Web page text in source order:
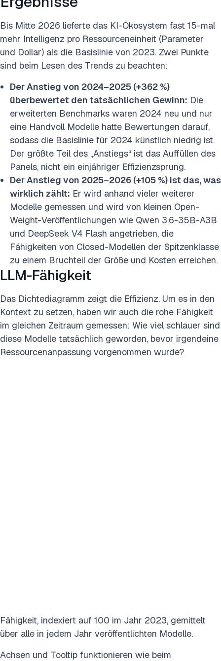
Bis Mitte 2026 lieferte das KI-Ökosystem fast 15-mal
mehr Intelligenz pro Ressourceneinheit (Parameter
und Dollar) als die Basislinie von 2023. Zwei Punkte
sind beim Lesen des Trends zu beachten:
Der Anstieg von 2024–2025 (+362 %)
überbewertet den tatsächlichen Gewinn: Die
erweiterten Benchmarks waren 2024 neu und nur
eine Handvoll Modelle hatte Bewertungen darauf,
sodass die Basislinie für 2024 künstlich niedrig ist.
Der größte Teil des „Anstiegs“ ist das Auffüllen des
Panels, nicht ein einjähriger Effizienzsprung.
Der Anstieg von 2025–2026 (+105 %) ist das, was
wirklich zählt: Er wird anhand vieler weiterer
Modelle gemessen und wird von kleinen Open-
Weight-Veröffentlichungen wie Qwen 3.6-35B-A3B
und DeepSeek V4 Flash angetrieben, die
Fähigkeiten von Closed-Modellen der Spitzenklasse
zu einem Bruchteil der Größe und Kosten erreichen.
LLM-Fähigkeit
Das Dichtediagramm zeigt die Effizienz. Um es in den
Kontext zu setzen, haben wir auch die rohe Fähigkeit
im gleichen Zeitraum gemessen: Wie viel schlauer sind
diese Modelle tatsächlich geworden, bevor irgendeine
Ressourcenanpassung vorgenommen wurde?
Fähigkeit, indexiert auf 100 im Jahr 2023, gemittelt
über alle in jedem Jahr veröffentlichten Modelle.
Achsen und Tooltip funktionieren wie beim